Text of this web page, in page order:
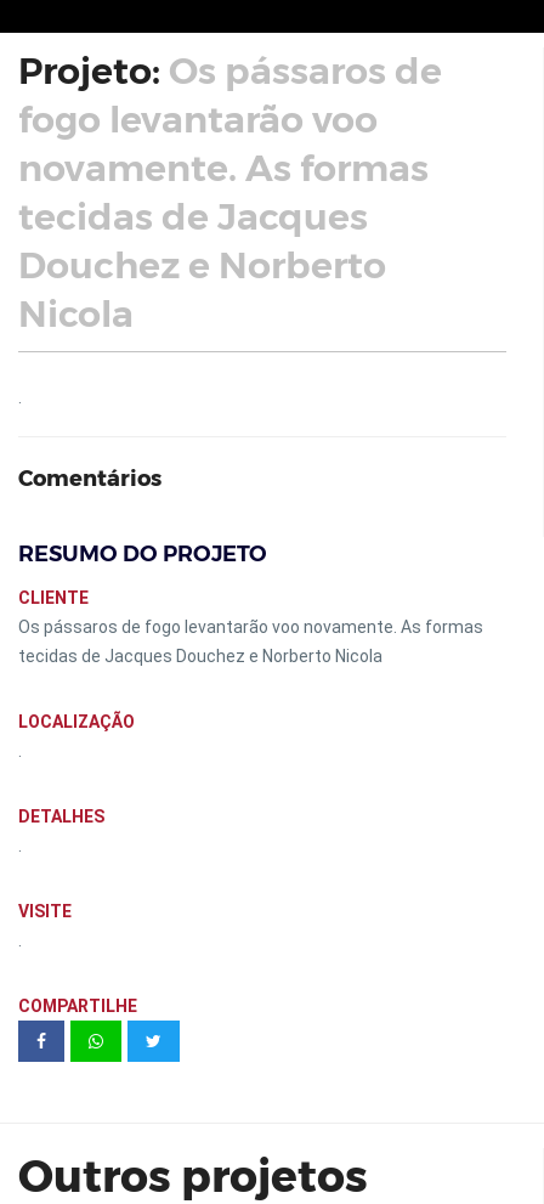
Projeto: Os pássaros de
fogo levantarão voo
novamente. As formas
tecidas de Jacques
Douchez e Norberto
Nicola
Comentários
RESUMO DO PROJETO
CLIENTE
Os pássaros de fogo levantarão voo novamente. As formas
tecidas de Jacques Douchez e Norberto Nicola
LOCALIZAÇÃO
DETALHES
VISITE
COMPARTILHE
Outros projetos